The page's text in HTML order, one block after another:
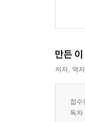
만든
저자, 역
접수
독자